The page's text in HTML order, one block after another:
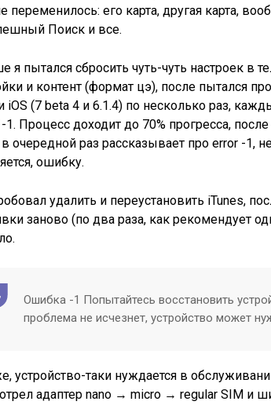
переменилось: его карта, другая карта,
Поиск и все.
я пытался сбросить чуть-чуть настроек в
и контент (формат цэ), после пытался
iOS (7 beta 4 и 6.1.4) по несколько раз,
1. Процесс доходит до 70% прогресса,
в очередной раз рассказывает про error -1,
ошибку.
удалить и переустановить iTunes,
заново (по два раза, как рекомендует
Ошибка -1 Попытайтесь восстановить
проблема не исчезнет, устройство может
устройство-таки нуждается в
адаптер nano → micro → regular SIM и